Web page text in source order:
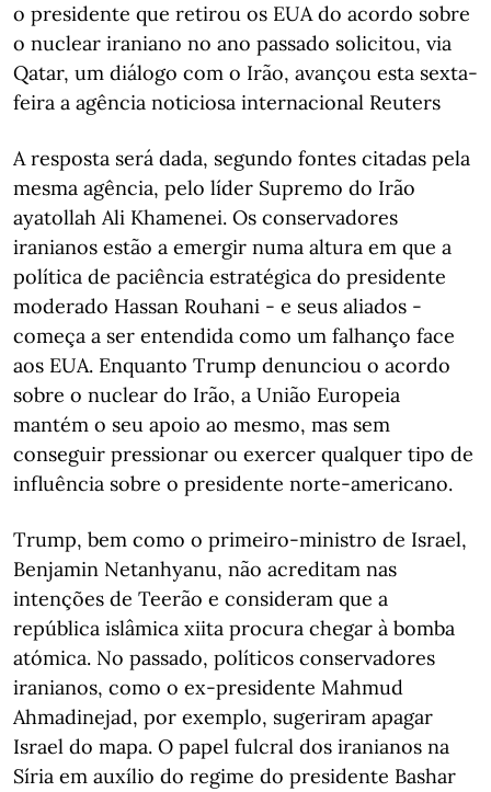
o presidente que retirou os EUA do acordo sobre
o nuclear iraniano no ano passado solicitou, via
Qatar, um diálogo com o Irão, avançou esta sexta-
feira a agência noticiosa internacional Reuters
A resposta será dada, segundo fontes citadas pela
mesma agência, pelo líder Supremo do Irão
ayatollah Ali Khamenei. Os conservadores
iranianos estão a emergir numa altura em que a
política de paciência estratégica do presidente
moderado Hassan Rouhani - e seus aliados -
começa a ser entendida como um falhanço face
aos EUA. Enquanto Trump denunciou o acordo
sobre o nuclear do Irão, a União Europeia
mantém o seu apoio ao mesmo, mas sem
conseguir pressionar ou exercer qualquer tipo de
influência sobre o presidente norte-americano.
Trump, bem como o primeiro-ministro de Israel,
Benjamin Netanhyanu, não acreditam nas
intenções de Teerão e consideram que a
república islâmica xiita procura chegar à bomba
atómica. No passado, políticos conservadores
iranianos, como o ex-presidente Mahmud
Ahmadinejad, por exemplo, sugeriram apagar
Israel do mapa. O papel fulcral dos iranianos na
Síria em auxílio do regime do presidente Bashar